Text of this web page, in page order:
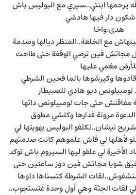
يرحمها ابنتي..سيري مع البوليس باش
شكون دار فيها هادشي
هدى:واخا
مع الخلعة..المنظر ديالها وصدمة
مجاتش فين ترصي الوقفة حتى طاحت
مغمي عليها
وكيرشوها بالما فحين الشرطي
ديو هادي للصبيطار
مفاقتش حتى جات لومبيلونص داتها
مرونة فدارها وكلشي مطوق
نيشان..تكلفو البوليس بهويتها لي
لأهلها لي فاش علموهم كانت صدمتهم
لي علقو ليها السيروم باش توكد
شويا مجاتش فين دوز ساعتين حتى
الشرطة كتسناها داوها
لقات الجثة وهي أول وحدة غتستجوب..